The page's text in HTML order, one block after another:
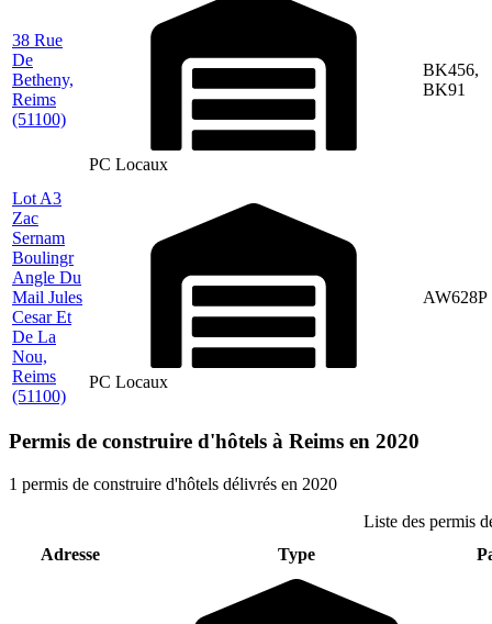
38 Rue
De
Betheny,
Reims
(51100)
PC Locaux
BK456,
BK91
Lot A3
Zac
Sernam
Boulingr
Angle Du
Mail Jules
Cesar Et
De La
Nou,
Reims
(51100)
PC Locaux
AW628P
Permis de construire d'hôtels à Reims en 2020
1 permis de construire d'hôtels délivrés en 2020
Liste des permis
Adresse
Type